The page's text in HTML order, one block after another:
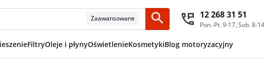
Zaawansowane 12 268 31 51
Pon.-Pt. 9-17, Sob. 8-14
FiltryOleje i płynyOświetlenieKosmetykiBlog motoryzacyjny